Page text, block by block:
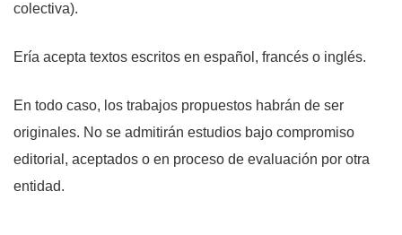
colectiva).
Ería acepta textos escritos en español, francés o inglés.
En todo caso, los trabajos propuestos habrán de ser
originales. No se admitirán estudios bajo compromiso
editorial, aceptados o en proceso de evaluación por otra
entidad.